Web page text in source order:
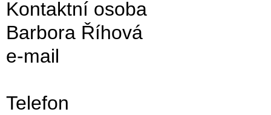
Kontaktní osoba
Barbora Říhová
e-mail
Telefon